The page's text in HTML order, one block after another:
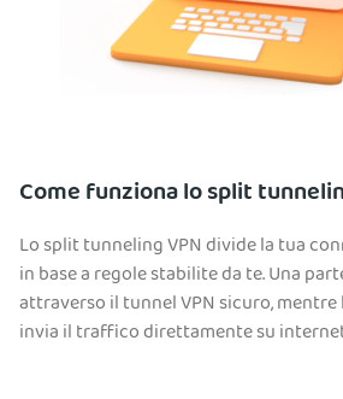
Come funziona lo split
Lo split tunneling VPN divide la tua
in base a regole stabilite da te. Una
attraverso il tunnel VPN sicuro, mentre
invia il traffico direttamente su